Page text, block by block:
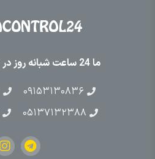
ما 24 ساعت شبانه روز در کنار شما هستیم
۰۹۱۵۳۱۳۰۸۳۶
۰۵۱۳۷۱۳۲۳۸۸